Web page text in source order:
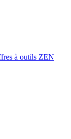
à outils ZEN